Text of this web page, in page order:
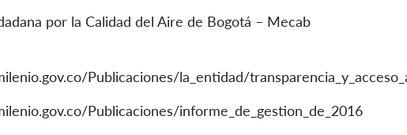
por la Calidad del Aire de Bogotá – Mecab
Publicaciones/la_entidad/
Publicaciones/informe_de_gestion_de_2016